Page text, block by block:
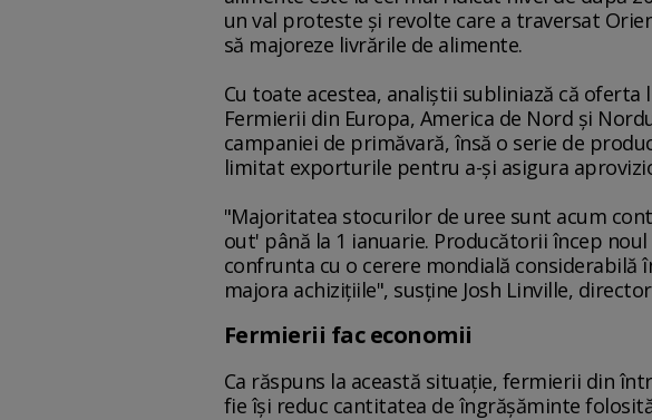
un val proteste şi revolte care a traversat
să majoreze livrările de alimente.
Cu toate acestea, analiştii subliniază că
Fermierii din Europa, America de Nord şi
campaniei de primăvară, însă o serie de
limitat exporturile pentru a-şi asigura
"Majoritatea stocurilor de uree sunt acum
out' până la 1 ianuarie. Producătorii încep
confrunta cu o cerere mondială considerabilă
majora achiziţiile", susţine Josh Linville,
Fermierii fac economii
Ca răspuns la această situaţie, fermierii din
fie îşi reduc cantitatea de îngrăşăminte